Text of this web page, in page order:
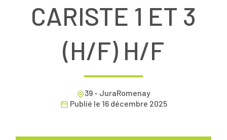
CARISTE 1 ET 3
(H/F) H/F
39 - JuraRomenay
Publié le 16 décembre 2025